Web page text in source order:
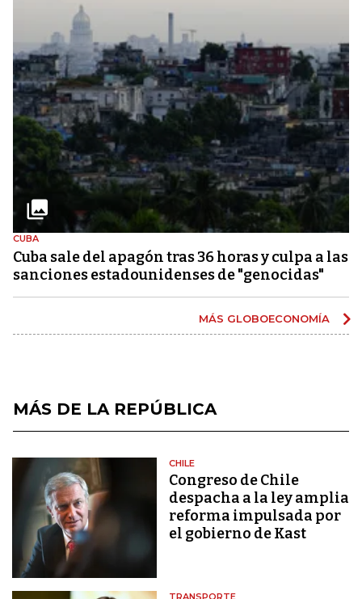
CUBA
Cuba sale del apagón tras 36 horas y culpa a las
sanciones estadounidenses de "genocidas"
MÁS GLOBOECONOMÍA
MÁS DE LA REPÚBLICA
CHILE
Congreso de Chile
despacha a la ley amplia
reforma impulsada por
el gobierno de Kast